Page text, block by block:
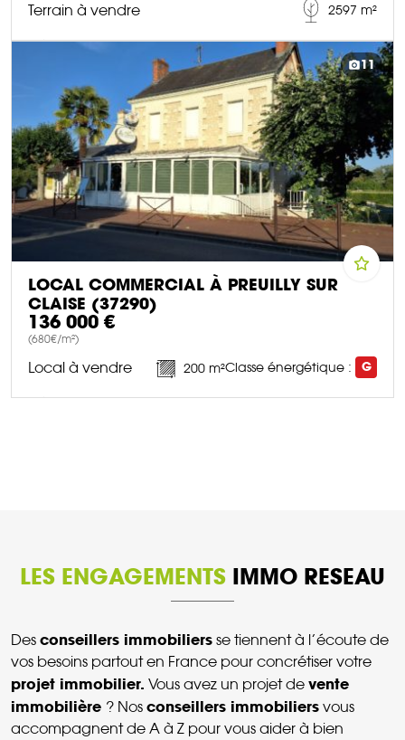
Terrain à vendre 2597 m²
DÉCOUVRIR CE BIEN
11
LOCAL COMMERCIAL À PREUILLY SUR
CLAISE (37290)
136 000 €
(680€/m²)
Local à vendre 200 m²Classe énergétique : G
LES ENGAGEMENTS IMMO RESEAU
Des conseillers immobiliers se tiennent à l’écoute de
vos besoins partout en France pour concrétiser votre
projet immobilier. Vous avez un projet de vente
immobilière ? Nos conseillers immobiliers vous
accompagnent de A à Z pour vous aider à bien